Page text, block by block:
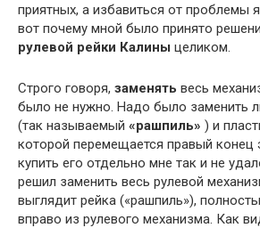
приятных, а избавиться от проблемы
вот почему мной было принято
рулевой рейки Калины целиком.
Строго говоря, заменять весь
было не нужно. Надо было заменить
(так называемый «рашпиль» ) и
которой перемещается правый конец
купить его отдельно мне так и не
решил заменить весь рулевой
выглядит рейка («рашпиль»),
вправо из рулевого механизма. Как